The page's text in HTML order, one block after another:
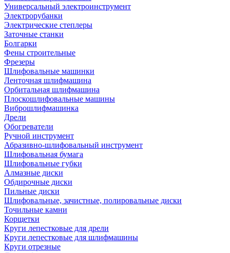
Универсальный электроинструмент
Электрорубанки
Электрические степлеры
Заточные станки
Болгарки
Фены строительные
Фрезеры
Шлифовальные машинки
Ленточная шлифмашина
Орбитальная шлифмашина
Плоскошлифовальные машины
Виброшлифмашинка
Дрели
Обогреватели
Ручной инструмент
Абразивно-шлифовальный инструмент
Шлифовальная бумага
Шлифовальные губки
Алмазные диски
Обдирочные диски
Пильные диски
Шлифовальные, зачистные, полировальные диски
Точильные камни
Корщетки
Круги лепестковые для дрели
Круги лепестковые для шлифмашины
Круги отрезные